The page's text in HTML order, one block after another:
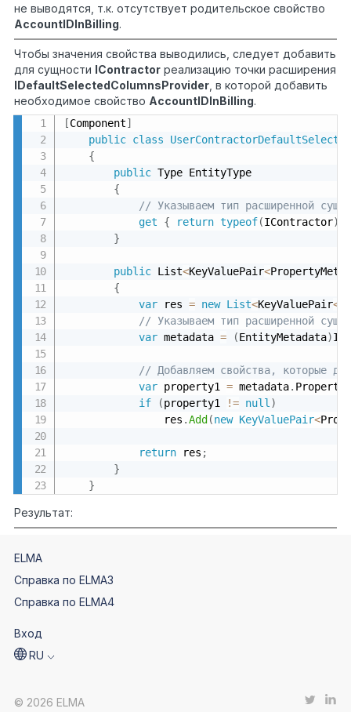
не выводятся, т.к. отсутствует родительское свойство
AccountIDInBilling.
Чтобы значения свойства выводились, следует добавить
для сущности IContractor реализацию точки расширения
IDefaultSelectedColumnsProvider , в которой добавить
необходимое свойство AccountIDInBilling.
[Component]
public class
{
public Type EntityType
{
// Указываем тип расширенной
get
{ return typeof(IContractor)
}
public List<KeyValuePair<
{
var res = new List<KeyValuePair<
// Указываем тип расширенной
var metadata = (EntityMetadata)
// Добавляем свойства, которые
var property1 = metadata.
if
(property1 != null )
                res
.Add (new KeyValuePair<
return res ;
}
}
Результат:
ELMA
Справка по ELMA3
Справка по ELMA4
Вход
RU
© 2026 ELMA